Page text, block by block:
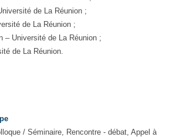
de La Réunion ;
de La Réunion ;
– Université de La Réunion ;
de La Réunion.
/ Séminaire, Rencontre - débat, Appel à